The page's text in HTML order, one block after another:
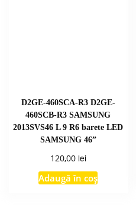
D2GE-460SCA-R3 D2GE-
460SCB-R3 SAMSUNG
2013SVS46 L 9 R6 barete LED
SAMSUNG 46”
120,00 lei
Adaugă în coș